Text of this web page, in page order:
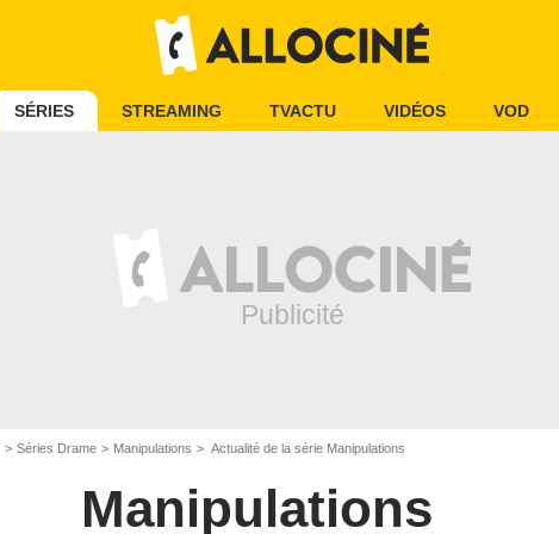
SÉRIES STREAMING TVACTU VIDÉOS VOD
Séries Drame Manipulations Actualité de la série Manipulations
Manipulations